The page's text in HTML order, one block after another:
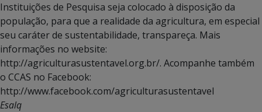
Instituições de Pesquisa seja colocado à disposição da
população, para que a realidade da agricultura, em especial
seu caráter de sustentabilidade, transpareça. Mais
informações no website:
http://agriculturasustentavel.org.br/. Acompanhe também
o CCAS no Facebook:
http://www.facebook.com/agriculturasustentavel
Esalq